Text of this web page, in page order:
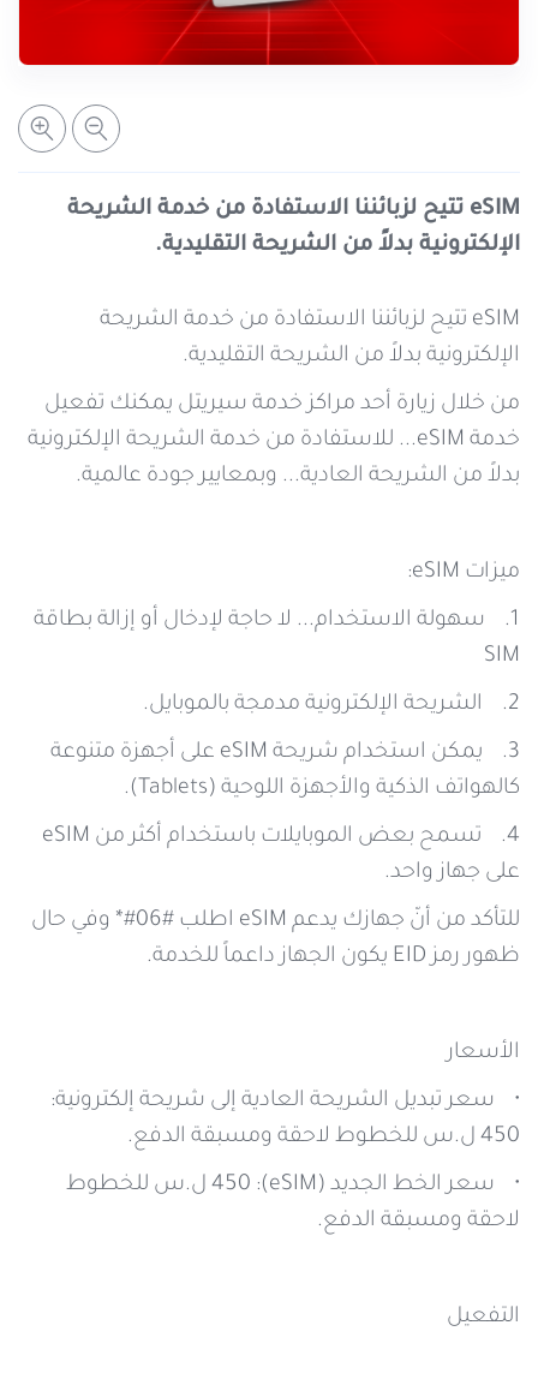
خدمات التعبئة والرصيد
اتصل بنا
الإجراءات
eSIM تتيح لزبائننا الاستفادة من خدمة الشريحة
الإلكترونية بدلاً من الشريحة التقليدية.
eSIM تتيح لزبائننا الاستفادة من خدمة الشريحة
الإلكترونية بدلاً من الشريحة التقليدية.
من خلال زيارة أحد مراكز خدمة سيريتل يمكنك تفعيل
خدمة eSIM... للاستفادة من خدمة الشريحة الإلكترونية
بدلاً من الشريحة العادية... وبمعايير جودة عالمية.
ميزات eSIM:
1. سهولة الاستخدام... لا حاجة لإدخال أو إزالة بطاقة
SIM
2. الشريحة الإلكترونية مدمجة بالموبايل.
3. يمكن استخدام شريحة eSIM على أجهزة متنوعة
كالهواتف الذكية والأجهزة اللوحية (Tablets).
4. تسمح بعض الموبايلات باستخدام أكثر من eSIM
على جهاز واحد.
للتأكد من أنّ جهازك يدعم eSIM اطلب #06#* وفي حال
ظهور رمز EID يكون الجهاز داعماً للخدمة.
الأسعار
• سعر تبديل الشريحة العادية إلى شريحة إلكترونية:
450 ل.س للخطوط لاحقة ومسبقة الدفع.
• سعر الخط الجديد (eSIM): 450 ل.س للخطوط
لاحقة ومسبقة الدفع.
التفعيل